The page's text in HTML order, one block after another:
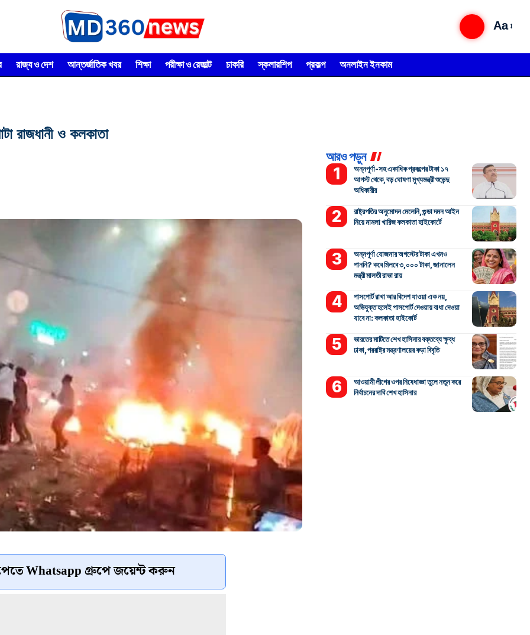
Aa
রাজ্য ও দেশ আন্তর্জাতিক খবর শিক্ষা পরীক্ষা ও রেজাল্ট চাকরি স্কলারশিপ প্রকল্প অনলাইন ইনকাম
রাজধানী ও কলকাতা
Whatsapp গ্রুপে জয়েন্ট করুন
আরও পড়ুন
অন্নপূর্ণা-সহ একাধিক প্রকল্পের টাকা ১৭
আগস্ট থেকে, বড় ঘোষণা মুখ্যমন্ত্রী শুভেন্দু
অধিকারীর
রাষ্ট্রপতির অনুমোদন মেলেনি, গুন্ডা দমন আইন
নিয়ে মামলা খারিজ কলকাতা হাইকোর্টে
অন্নপূর্ণা যোজনার অগস্টের টাকা এখনও
পাননি? কবে মিলবে ৩,০০০ টাকা, জানালেন
মন্ত্রী মালতী রাভা রায়
পাসপোর্ট রাখা আর বিদেশ যাওয়া এক নয়,
অভিযুক্ত হলেই পাসপোর্ট দেওয়ায় বাধা দেওয়া
যাবে না: কলকাতা হাইকোর্ট
ভারতের মাটিতে শেখ হাসিনার বক্তব্যে ক্ষুব্ধ
ঢাকা, পররাষ্ট্র মন্ত্রণালয়ের কড়া বিবৃতি
আওয়ামী লীগের ওপর নিষেধাজ্ঞা তুলে নতুন করে
নির্বাচনের দাবি শেখ হাসিনার